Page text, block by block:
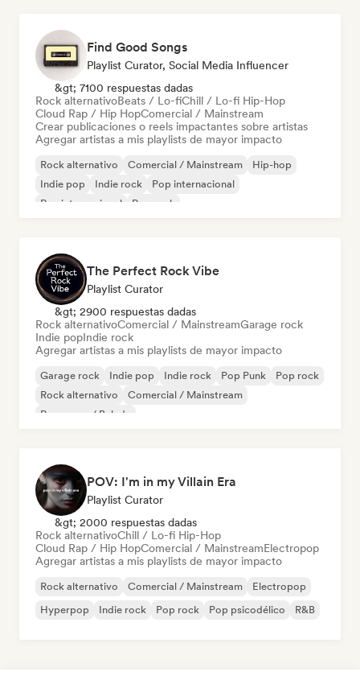
Find Good Songs
Playlist Curator, Social Media Influencer
&gt; 7100 respuestas dadas
Rock alternativoBeats / Lo-fiChill / Lo-fi Hip-Hop
Cloud Rap / Hip HopComercial / Mainstream
Crear publicaciones o reels impactantes sobre artistas
Agregar artistas a mis playlists de mayor impacto
Rock alternativo Comercial / Mainstream
Hip-hop
Indie pop
Indie rock
Pop internacional
Rap internacional
Pop rock
The Perfect Rock Vibe
Playlist Curator
&gt; 2900 respuestas dadas
Rock alternativoComercial / MainstreamGarage rock
Indie popIndie rock
Agregar artistas a mis playlists de mayor impacto
Garage rock Indie pop Indie rock Pop Punk
Pop rock
Rock alternativo
Comercial / Mainstream
Pop suave / Balada
POV: I'm in my Villain Era
Playlist Curator
&gt; 2000 respuestas dadas
Rock alternativoChill / Lo-fi Hip-Hop
Cloud Rap / Hip HopComercial / MainstreamElectropop
Agregar artistas a mis playlists de mayor impacto
Rock alternativo Comercial / Mainstream
Electropop
Hyperpop
Indie rock Pop rock Pop psicodélico R&B